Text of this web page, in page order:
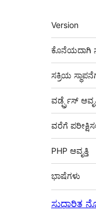
ಮೆಟಾ
Version
ಕೊನೆಯದಾಗಿ
ಸಕ್ರಿಯ
ವರ್ಡ್ಪ್ರೆಸ್
ವರೆಗೆ
PHP ಆವೃತ್ತಿ
ಭಾಷೆಗಳು
ಸುಧಾರಿತ